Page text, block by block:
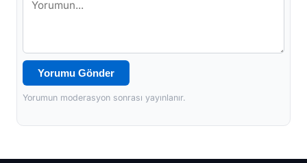
Yorumu Gönder
Yorumun moderasyon sonrası yayınlanır.